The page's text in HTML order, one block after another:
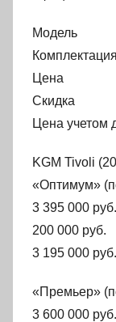
Модель
Комплектация
Цена
Скидка
Цена учетом
KGM Tivoli
«Оптимум»
3 395 000 руб.
200 000 руб.
3 195 000 руб.
«Премьер»
3 600 000 руб.